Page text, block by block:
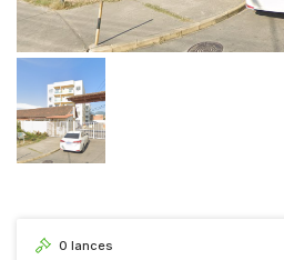
0 lances